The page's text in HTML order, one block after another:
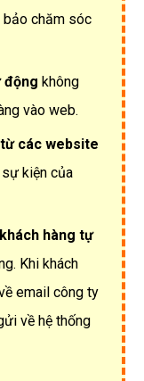
chăm sóc
động không
vào web.
các website
kiện của
hàng tự
Khi khách
email công ty
về hệ thống